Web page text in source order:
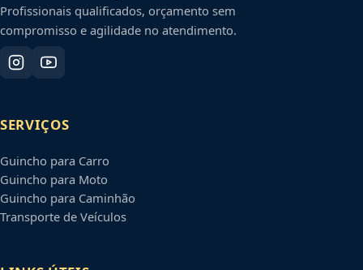
Profissionais qualificados, orçamento sem
compromisso e agilidade no atendimento.
SERVIÇOS
Guincho para Carro
Guincho para Moto
Guincho para Caminhão
Transporte de Veículos